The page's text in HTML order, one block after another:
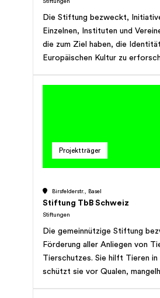
Die Stiftung bezweckt,
Einzelnen, Instituten und
die zum Ziel haben, die
Europäischen Kultur zu
gemeinsamen Tradition zu
Projektträger
Birsfelderstr., Basel
Stiftung TbB Schweiz
Stiftungen
Die gemeinnützige Stiftung
Förderung aller Anliegen von
Tierschutzes. Sie hilft Tieren in
schützt sie vor Qualen,